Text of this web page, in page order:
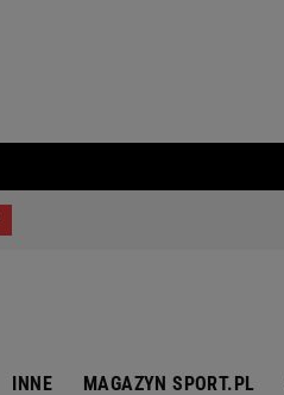
INNE MAGAZYN SPORT.PL